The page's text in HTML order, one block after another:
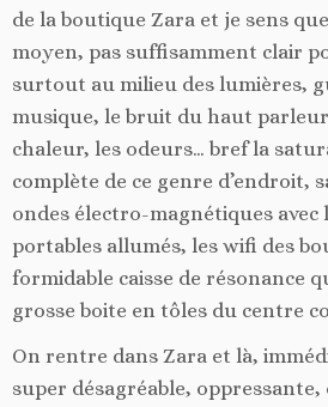
de la boutique Zara et je sens
moyen, pas suffisamment clair
surtout au milieu des lumières,
musique, le bruit du haut parleur
chaleur, les odeurs… bref la
complète de ce genre d’endroit,
ondes électro-magnétiques avec
portables allumés, les wifi des
formidable caisse de résonance
grosse boite en tôles du centre
On rentre dans Zara et là,
super désagréable,